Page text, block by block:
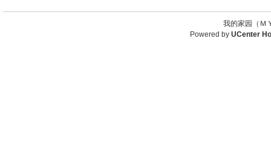
我的家园（
Powered by UCenter